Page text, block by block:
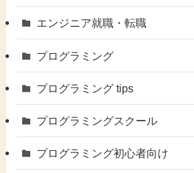
エンジニア就職・転職
プログラミング
プログラミング tips
プログラミングスクール
プログラミング初心者向け